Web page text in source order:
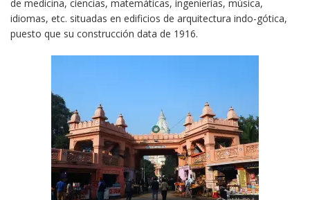
de medicina, ciencias, matemáticas, ingenierías, música,
idiomas, etc. situadas en edificios de arquitectura indo-gótica,
puesto que su construcción data de 1916.